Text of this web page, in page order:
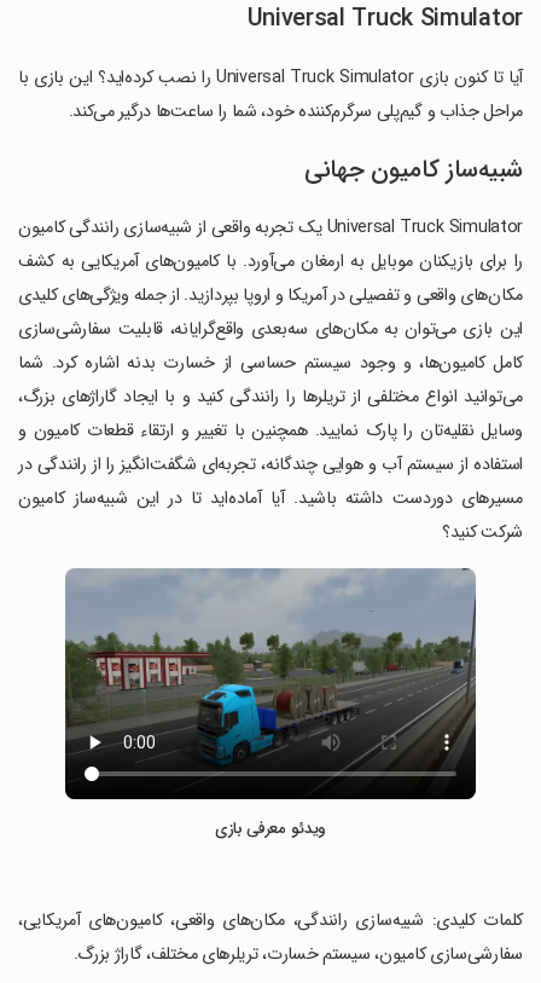
Universal Truck Simulator
آیا تا کنون بازی Universal Truck Simulator را نصب کرده‌اید؟ این بازی با
مراحل جذاب و گیم‌پلی سرگرم‌کننده خود، شما را ساعت‌ها درگیر می‌کند.
شبیه‌ساز کامیون جهانی
Universal Truck Simulator یک تجربه واقعی از شبیه‌سازی رانندگی کامیون
را برای بازیکنان موبایل به ارمغان می‌آورد. با کامیون‌های آمریکایی به کشف
مکان‌های واقعی و تفصیلی در آمریکا و اروپا بپردازید. از جمله ویژگی‌های کلیدی
این بازی می‌توان به مکان‌های سه‌بعدی واقع‌گرایانه، قابلیت سفارشی‌سازی
کامل کامیون‌ها، و وجود سیستم حساسی از خسارت بدنه اشاره کرد. شما
می‌توانید انواع مختلفی از تریلرها را رانندگی کنید و با ایجاد گاراژهای بزرگ،
وسایل نقلیه‌تان را پارک نمایید. همچنین با تغییر و ارتقاء قطعات کامیون و
استفاده از سیستم آب و هوایی چندگانه، تجربه‌ای شگفت‌انگیز را از رانندگی در
مسیرهای دوردست داشته باشید. آیا آماده‌اید تا در این شبیه‌ساز کامیون
شرکت کنید؟
ویدئو معرفی بازی
‏کلمات کلیدی: شبیه‌سازی رانندگی، مکان‌های واقعی، کامیون‌های آمریکایی،
سفارشی‌سازی کامیون، سیستم خسارت، تریلرهای مختلف، گاراژ بزرگ.